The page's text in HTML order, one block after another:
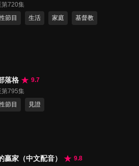
第720集
節目
生活 家庭 基督教
落格
9.7
第795集
節目
見證
贏家（中文配音）
9.8